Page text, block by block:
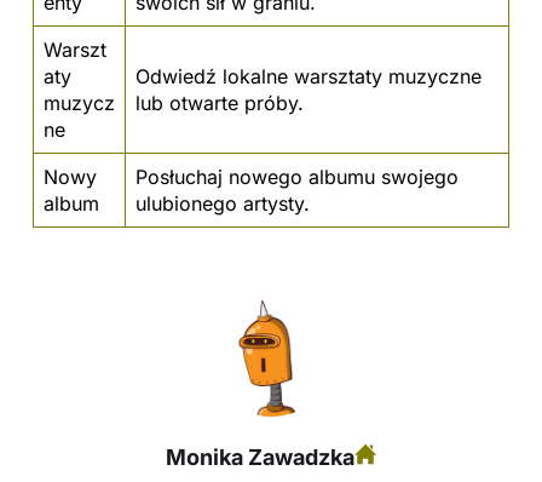
Warszt
aty
muzycz
ne
Odwiedź lokalne warsztaty muzyczne
lub otwarte próby.
Nowy
album
Posłuchaj nowego albumu swojego
ulubionego artysty.
Monika Zawadzka